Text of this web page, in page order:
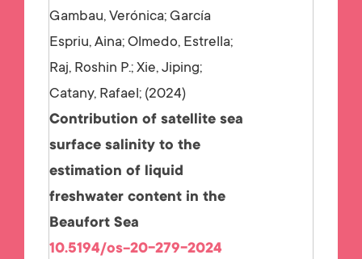
Gambau, Verónica; García
Espriu, Aina; Olmedo, Estrella;
Raj, Roshin P.; Xie, Jiping;
Catany, Rafael; 2024
Contribution of satellite sea
surface salinity to the
estimation of liquid
freshwater content in the
Beaufort Sea
10.5194/os-20-279-2024